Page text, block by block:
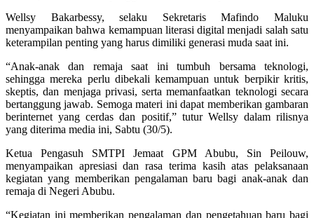
Wellsy Bakarbessy, selaku Sekretaris Mafindo Maluku
menyampaikan bahwa kemampuan literasi digital menjadi salah satu
keterampilan penting yang harus dimiliki generasi muda saat ini.
“Anak-anak dan remaja saat ini tumbuh bersama teknologi,
sehingga mereka perlu dibekali kemampuan untuk berpikir kritis,
skeptis, dan menjaga privasi, serta memanfaatkan teknologi secara
bertanggung jawab. Semoga materi ini dapat memberikan gambaran
berinternet yang cerdas dan positif,” tutur Wellsy dalam rilisnya
yang diterima media ini, Sabtu (30/5).
Ketua Pengasuh SMTPI Jemaat GPM Abubu, Sin Peilouw,
menyampaikan apresiasi dan rasa terima kasih atas pelaksanaan
kegiatan yang memberikan pengalaman baru bagi anak-anak dan
remaja di Negeri Abubu.
“Kegiatan ini memberikan pengalaman dan pengetahuan baru bagi